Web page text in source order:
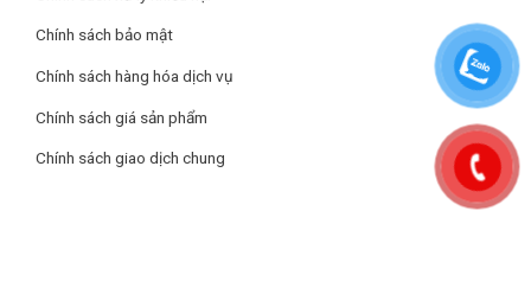
Tính năng
Hút và đẩy không khí bằng quạt tuabin với 3 tốc độ.
Xả khí ra ngoài qua ống dẫn.
Lọc mỡ bằng lưới lọc Aluminum 3 lớp.
Chính sách bảo mật
Chính sách hàng hóa dịch vụ
Chính sách giá sản phẩm
Chính sách giao dịch chung